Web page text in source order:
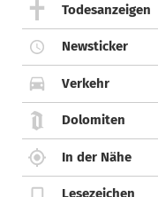
Todesanzeigen
Newsticker
Verkehr
Dolomiten
In der Nähe
Lesezeichen